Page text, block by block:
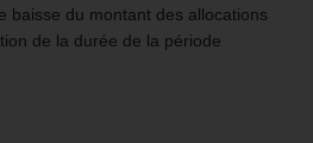
baisse du montant des allocations
de la durée de la période